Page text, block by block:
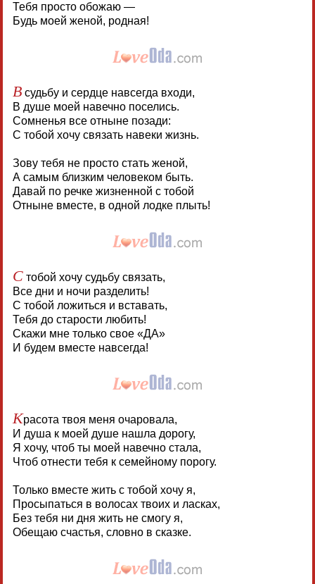
Тебя просто обожаю —
Будь моей женой, родная!
Всудьбу и сердце навсегда входи,
В душе моей навечно поселись.
Сомненья все отныне позади:
С тобой хочу связать навеки жизнь.
Зову тебя не просто стать женой,
А самым близким человеком быть.
Давай по речке жизненной с тобой
Отныне вместе, в одной лодке плыть!
Стобой хочу судьбу связать,
Все дни и ночи разделить!
С тобой ложиться и вставать,
Тебя до старости любить!
Скажи мне только свое «ДА»
И будем вместе навсегда!
Красота твоя меня очаровала,
И душа к моей душе нашла дорогу,
Я хочу, чтоб ты моей навечно стала,
Чтоб отнести тебя к семейному порогу.
Только вместе жить с тобой хочу я,
Просыпаться в волосах твоих и ласках,
Без тебя ни дня жить не смогу я,
Обещаю счастья, словно в сказке.